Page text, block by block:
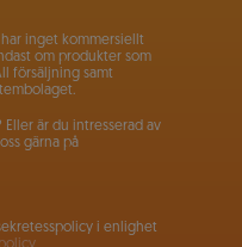
inget kommersiellt
om produkter som
försäljning samt
är du intresserad av
gärna på
i enlighet